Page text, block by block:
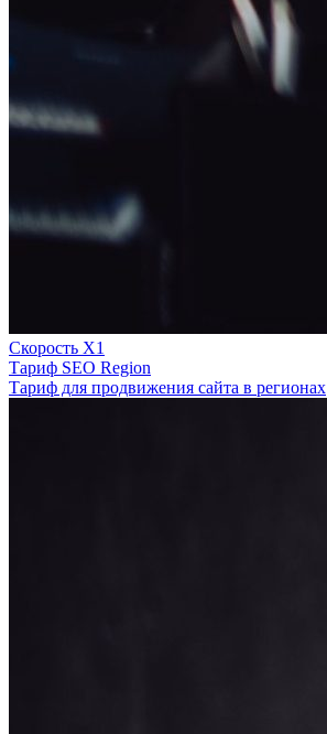
Скорость Х1
Тариф SEO Region
Тариф для продвижения сайта в регионах